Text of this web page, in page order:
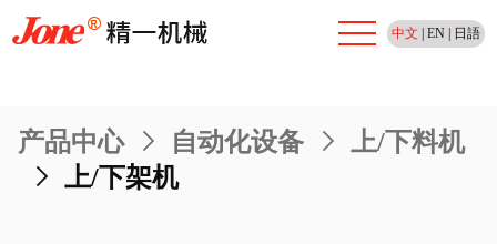
中文 EN| 日語
产品中心 > 自动化设备 >
上/下料机
>
上/下架机